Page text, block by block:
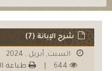
عن:
شرح الإبانة (7)
السبت, أبريل , 2024
644
طباعة